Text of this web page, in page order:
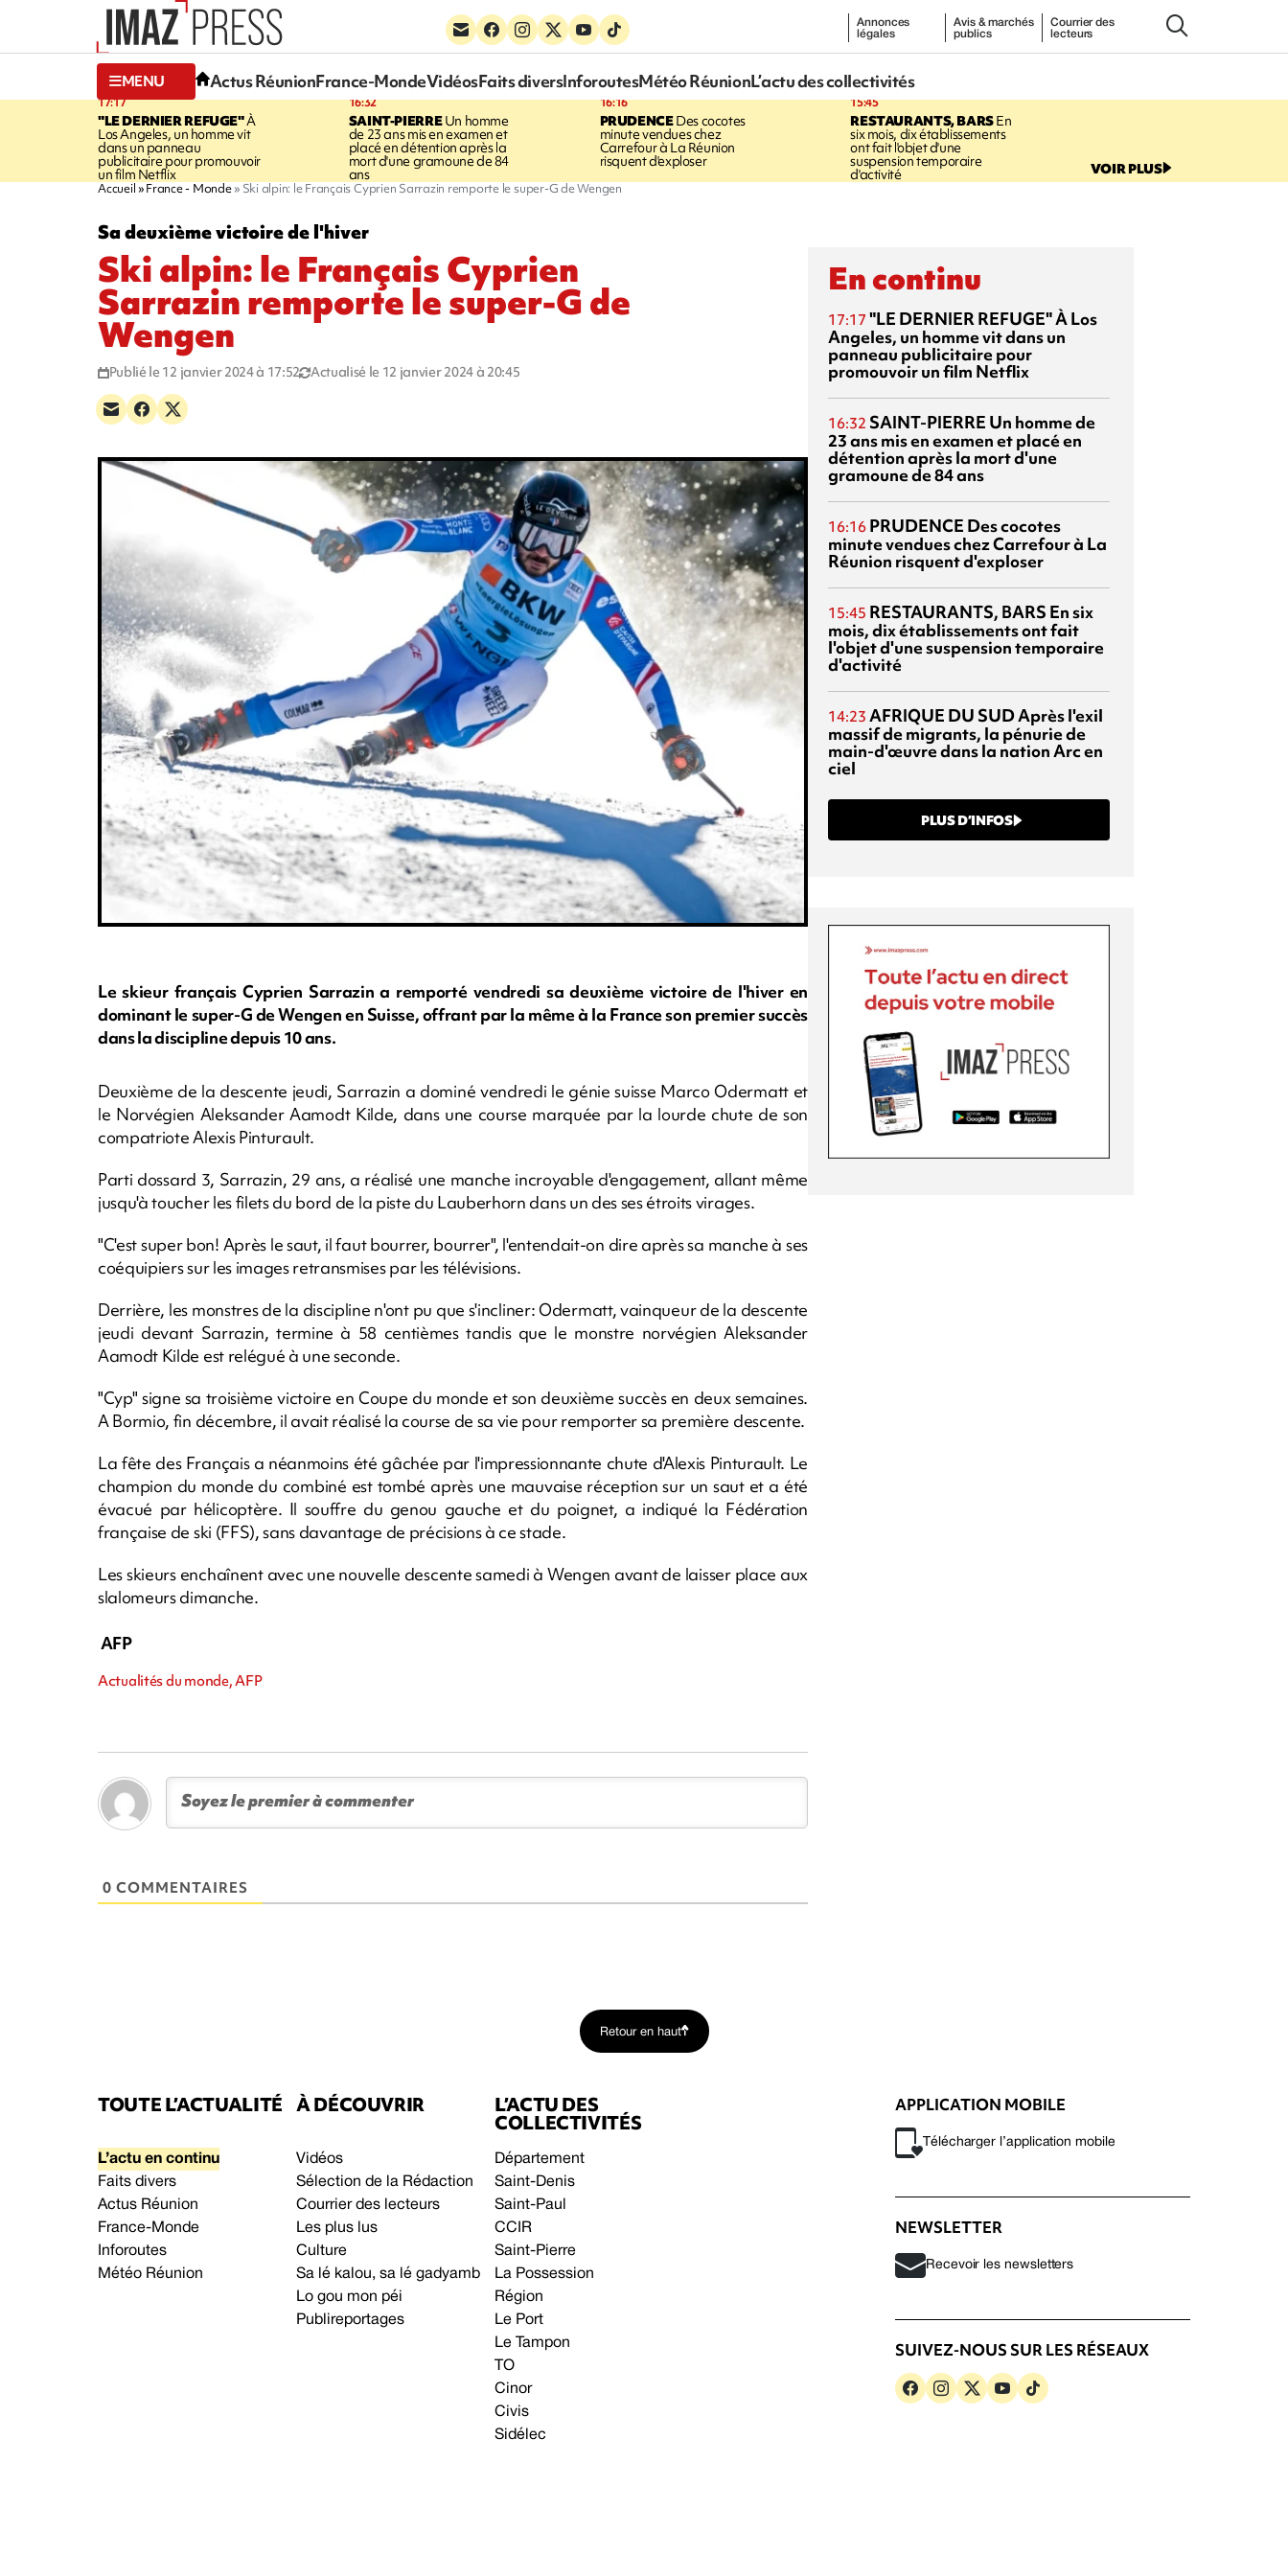
Annonces
légales
Avis & marchés
publics
Courrier des
lecteurs
MENU Actus RéunionFrance-MondeVidéosFaits diversInforoutesMétéo RéunionL’actu des collectivités
17:17
"LE DERNIER REFUGE"À
Los Angeles, un homme vit
dans un panneau
publicitaire pour promouvoir
un film Netflix
16:32
SAINT-PIERREUn homme
de 23 ans mis en examen et
placé en détention après la
mort d'une gramoune de 84
ans
16:16
PRUDENCEDes cocotes
minute vendues chez
Carrefour à La Réunion
risquent d'exploser
15:45
RESTAURANTS, BARSEn
six mois, dix établissements
ont fait l'objet d'une
suspension temporaire
d'activité VOIR PLUS
Accueil France - Monde Ski alpin: le Français Cyprien Sarrazin remporte le super-G de Wengen
Sa deuxième victoire de l'hiver
Ski alpin: le Français Cyprien
Sarrazin remporte le super-G de
Wengen
Publié le 12 janvier 2024 à 17:52 Actualisé le 12 janvier 2024 à 20:45
Le skieur français Cyprien Sarrazin a remporté vendredi sa deuxième victoire de l'hiver en
dominant le super-G de Wengen en Suisse, offrant par la même à la France son premier succès
dans la discipline depuis 10 ans.
Deuxième de la descente jeudi, Sarrazin a dominé vendredi le génie suisse Marco Odermatt et
le Norvégien Aleksander Aamodt Kilde, dans une course marquée par la lourde chute de son
compatriote Alexis Pinturault.
Parti dossard 3, Sarrazin, 29 ans, a réalisé une manche incroyable d'engagement, allant même
jusqu'à toucher les filets du bord de la piste du Lauberhorn dans un des ses étroits virages.
"C'est super bon! Après le saut, il faut bourrer, bourrer", l'entendait-on dire après sa manche à ses
coéquipiers sur les images retransmises par les télévisions.
Derrière, les monstres de la discipline n'ont pu que s'incliner: Odermatt, vainqueur de la descente
jeudi devant Sarrazin, termine à 58 centièmes tandis que le monstre norvégien Aleksander
Aamodt Kilde est relégué à une seconde.
"Cyp" signe sa troisième victoire en Coupe du monde et son deuxième succès en deux semaines.
A Bormio, fin décembre, il avait réalisé la course de sa vie pour remporter sa première descente.
La fête des Français a néanmoins été gâchée par l'impressionnante chute d'Alexis Pinturault. Le
champion du monde du combiné est tombé après une mauvaise réception sur un saut et a été
évacué par hélicoptère. Il souffre du genou gauche et du poignet, a indiqué la Fédération
française de ski (FFS), sans davantage de précisions à ce stade.
Les skieurs enchaînent avec une nouvelle descente samedi à Wengen avant de laisser place aux
slalomeurs dimanche.
AFP
Actualités du monde, AFP
0 COMMENTAIRES
En continu
17:17 "LE DERNIER REFUGE"À Los
Angeles, un homme vit dans un
panneau publicitaire pour
promouvoir un film Netflix
16:32 SAINT-PIERRE Un homme de
23 ans mis en examen et placé en
détention après la mort d'une
gramoune de 84 ans
16:16 PRUDENCE Des cocotes
minute vendues chez Carrefour à La
Réunion risquent d'exploser
15:45 RESTAURANTS, BARS En six
mois, dix établissements ont fait
l'objet d'une suspension temporaire
d'activité
14:23 AFRIQUE DU SUDAprès l'exil
massif de migrants, la pénurie de
main-d'œuvre dans la nation Arc en
ciel
PLUS D’INFOS
Retour en haut
TOUTE L’ACTUALITÉ
L’actu en continu
Faits divers
Actus Réunion
France-Monde
Inforoutes
Météo Réunion
À DÉCOUVRIR
Vidéos
Sélection de la Rédaction
Courrier des lecteurs
Les plus lus
Culture
Sa lé kalou, sa lé gadyamb
Lo gou mon péi
Publireportages
L’ACTU DES
COLLECTIVITÉS
Département
Saint-Denis
Saint-Paul
CCIR
Saint-Pierre
La Possession
Région
Le Port
Le Tampon
TO
Cinor
Civis
Sidélec
APPLICATION MOBILE
Télécharger l’application mobile
NEWSLETTER
Recevoir les newsletters
SUIVEZ-NOUS SUR LES RÉSEAUX